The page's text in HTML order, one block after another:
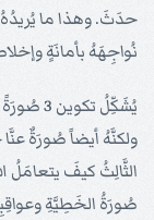
حدَثَ. وهذا ما يُريدُهُ
نُواجِهَهُ بأمانَةٍ
يُشَكِّلُ
ولكنَّهُ أيضاً صُورَةٌ
الثَّالِثُ كيفَ يتعامَلُ
صُورَةُ الخَطِيَّةِ